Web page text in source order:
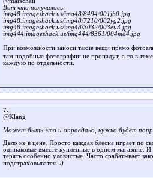
Вот что получилось:
img48.imageshack.us/img48/8494/001jb0.jpg
img48.imageshack.us/img48/7210/002yg2.jpg
img48.imageshack.us/img48/3032/003eu3.jpg
img444.imageshack.us/img444/8361/004md4.jpg
При возможности заноси такие вещи прямо
там подобные фотографии не пропадут, а то в
каждую по отдельности.
7.
@Klang
Может быть это и оправдано, нужно будет
Дело не в цене. Просто каждая блесна играет по
одинаковые вместе купленные в одном магазине. И
терять особенно уловистые. Часто срабатывает
подстраховыватся.